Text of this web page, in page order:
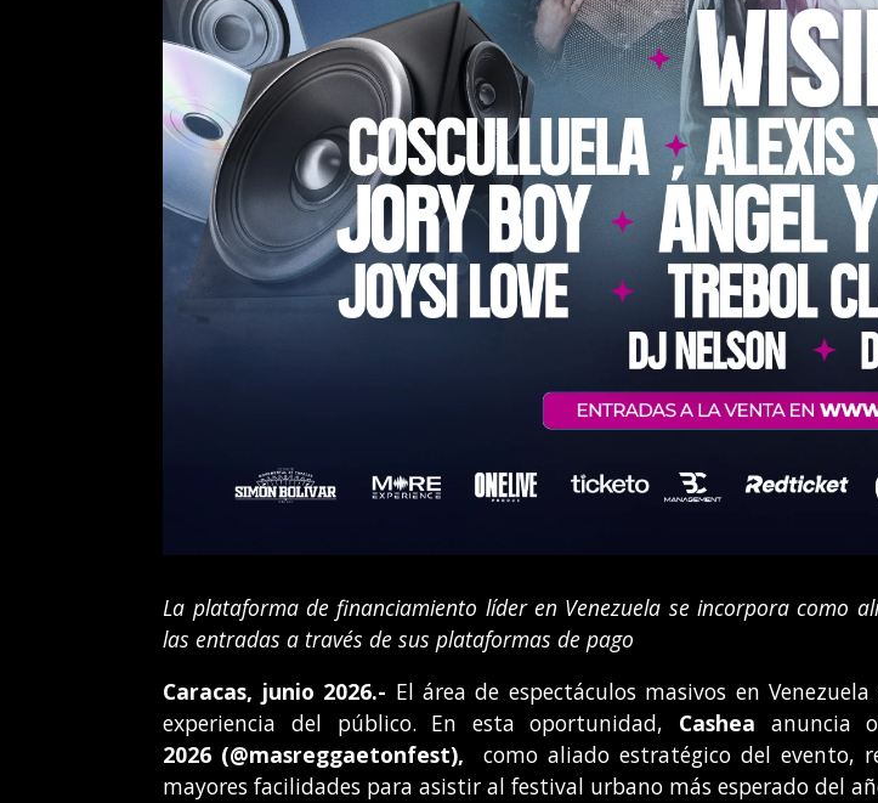
La plataforma de financiamiento líder en Venezuela se incorpora como
las entradas a través de sus plataformas de pago
Caracas, junio 2026.- El área de espectáculos masivos en
experiencia del público. En esta oportunidad, Cashea anuncia
2026 (@masreggaetonfest),
como aliado estratégico del evento,
mayores facilidades para asistir al festival urbano más esperado del